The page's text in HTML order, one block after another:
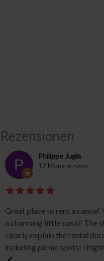
Rezensionen
Philippe Jugla
12 Monate zuvor
Great place to rent a canoe!
a charming little canal! The
clearly explain the rental
including picnic spots! I